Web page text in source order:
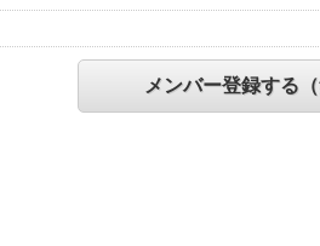
メンバー登録する（